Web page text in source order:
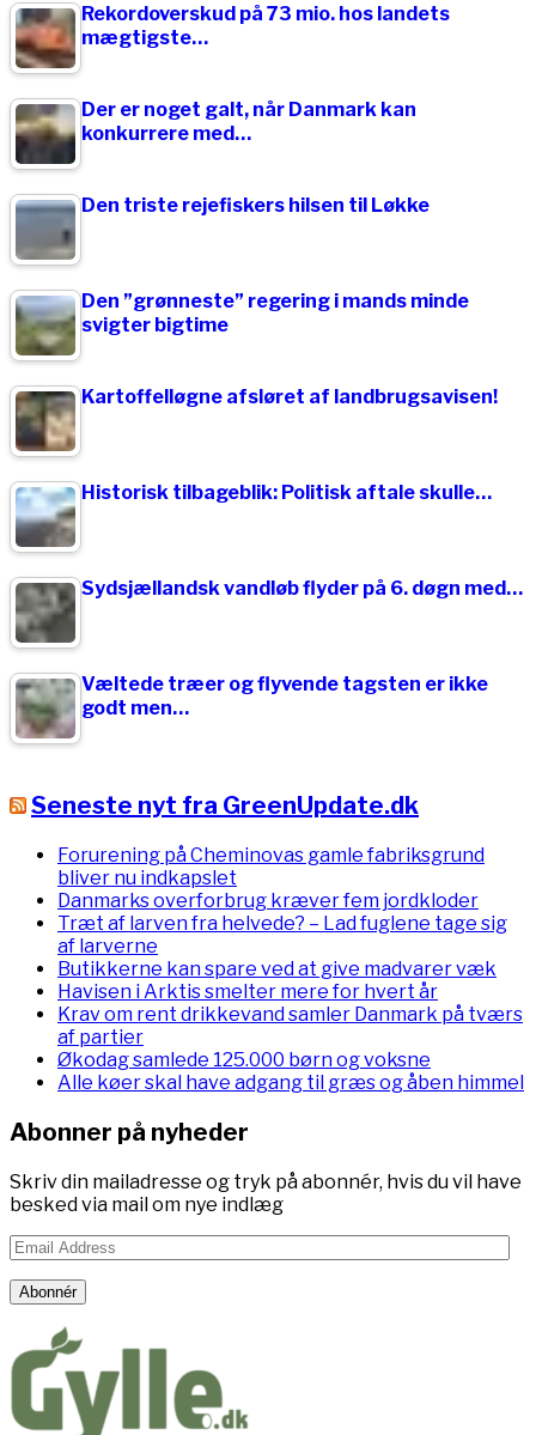
Rekordoverskud på 73 mio. hos landets
mægtigste…
Der er noget galt, når Danmark kan
konkurrere med…
Den triste rejefiskers hilsen til Løkke
Den ”grønneste” regering i mands minde
svigter bigtime
Kartoffelløgne afsløret af landbrugsavisen!
Historisk tilbageblik: Politisk aftale skulle…
Sydsjællandsk vandløb flyder på 6. døgn med…
Væltede træer og flyvende tagsten er ikke
godt men…
Seneste nyt fra GreenUpdate.dk
Forurening på Cheminovas gamle fabriksgrund
bliver nu indkapslet
Danmarks overforbrug kræver fem jordkloder
Træt af larven fra helvede? – Lad fuglene tage sig
af larverne
Butikkerne kan spare ved at give madvarer væk
Havisen i Arktis smelter mere for hvert år
Krav om rent drikkevand samler Danmark på tværs
af partier
Økodag samlede 125.000 børn og voksne
Alle køer skal have adgang til græs og åben himmel
Abonner på nyheder
Skriv din mailadresse og tryk på abonnér, hvis du vil have
besked via mail om nye indlæg
Email
Abonnér